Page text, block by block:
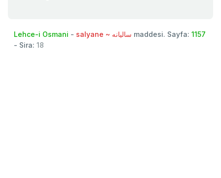
Lehce-i Osmani - salyane ~ ساليانه maddesi. Sayfa: 1157
- Sira: 18